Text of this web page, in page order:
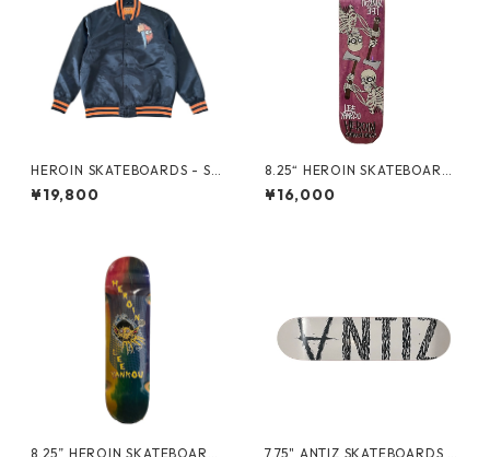
HEROIN SKATEBOARDS - SH
ELLOWEEN JACKET -
¥19,800
8.25“ HEROIN SKATEBOARD
S - LEE YANKOU AXE SKELET
ONS SYM -
¥16,000
8.25” HEROIN SKATEBOARD
7.75" ANTIZ SKATEBOARDS -